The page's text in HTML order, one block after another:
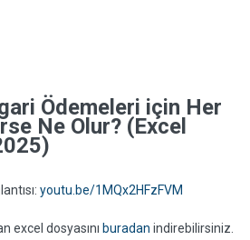
Ödemeleri için Her
Ne Olur? (Excel
youtu.be/1MQx2HFzFVM
excel dosyasını buradan indirebilirsiniz.